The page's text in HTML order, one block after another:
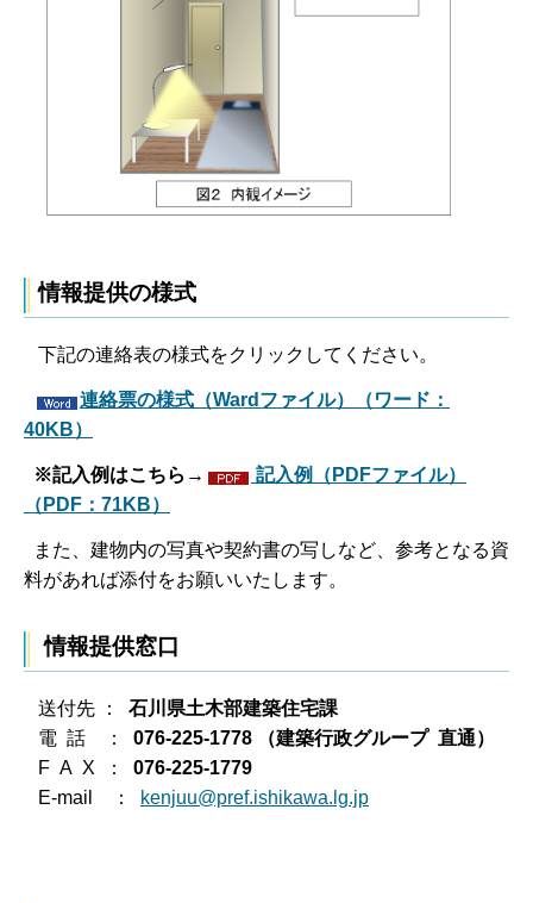
情報提供の様式
下記の連絡表の様式をクリックしてください。
連絡票の様式（Wardファイル）（ワード：
40KB）
※記入例はこちら→
記入例（PDFファイル）
（PDF：71KB）
また、建物内の写真や契約書の写しなど、参考となる資
料があれば添付をお願いいたします。
情報提供窓口
送付先 ： 石川県土木部建築住宅課
電 話 ：
076-225-1778 （建築行政グループ 直通）
F A X ： 076-225-1779
E-mail ：
kenjuu@pref.ishikawa.lg.jp